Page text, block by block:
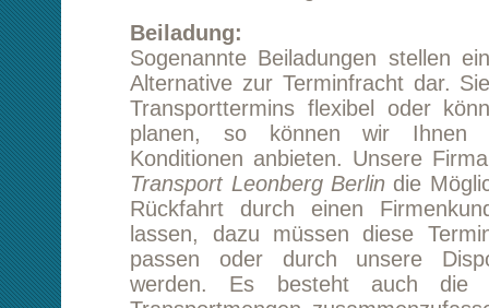
bemühen, Ihnen das bestmögliche Angebot
Kontakt zu uns:
Unsere positiven Referenzen weisen uns
verantwortungsvollen und zuverlässigen
würden uns sehr freuen, wenn Sie sich für
Leonberg Berlin völlig unverbindlich und
Angebot erstellen lassen. Unsere gut
Mitarbeiter verfügen über langjährige
können auch bei größeren
Für eine Kontaktaufnahme steht Ihnen
kostenloser Rückrufservice oder aber das
dieser Webseite zur Verfügung. Wir
ihren Transport Leonberg Berlin gutes